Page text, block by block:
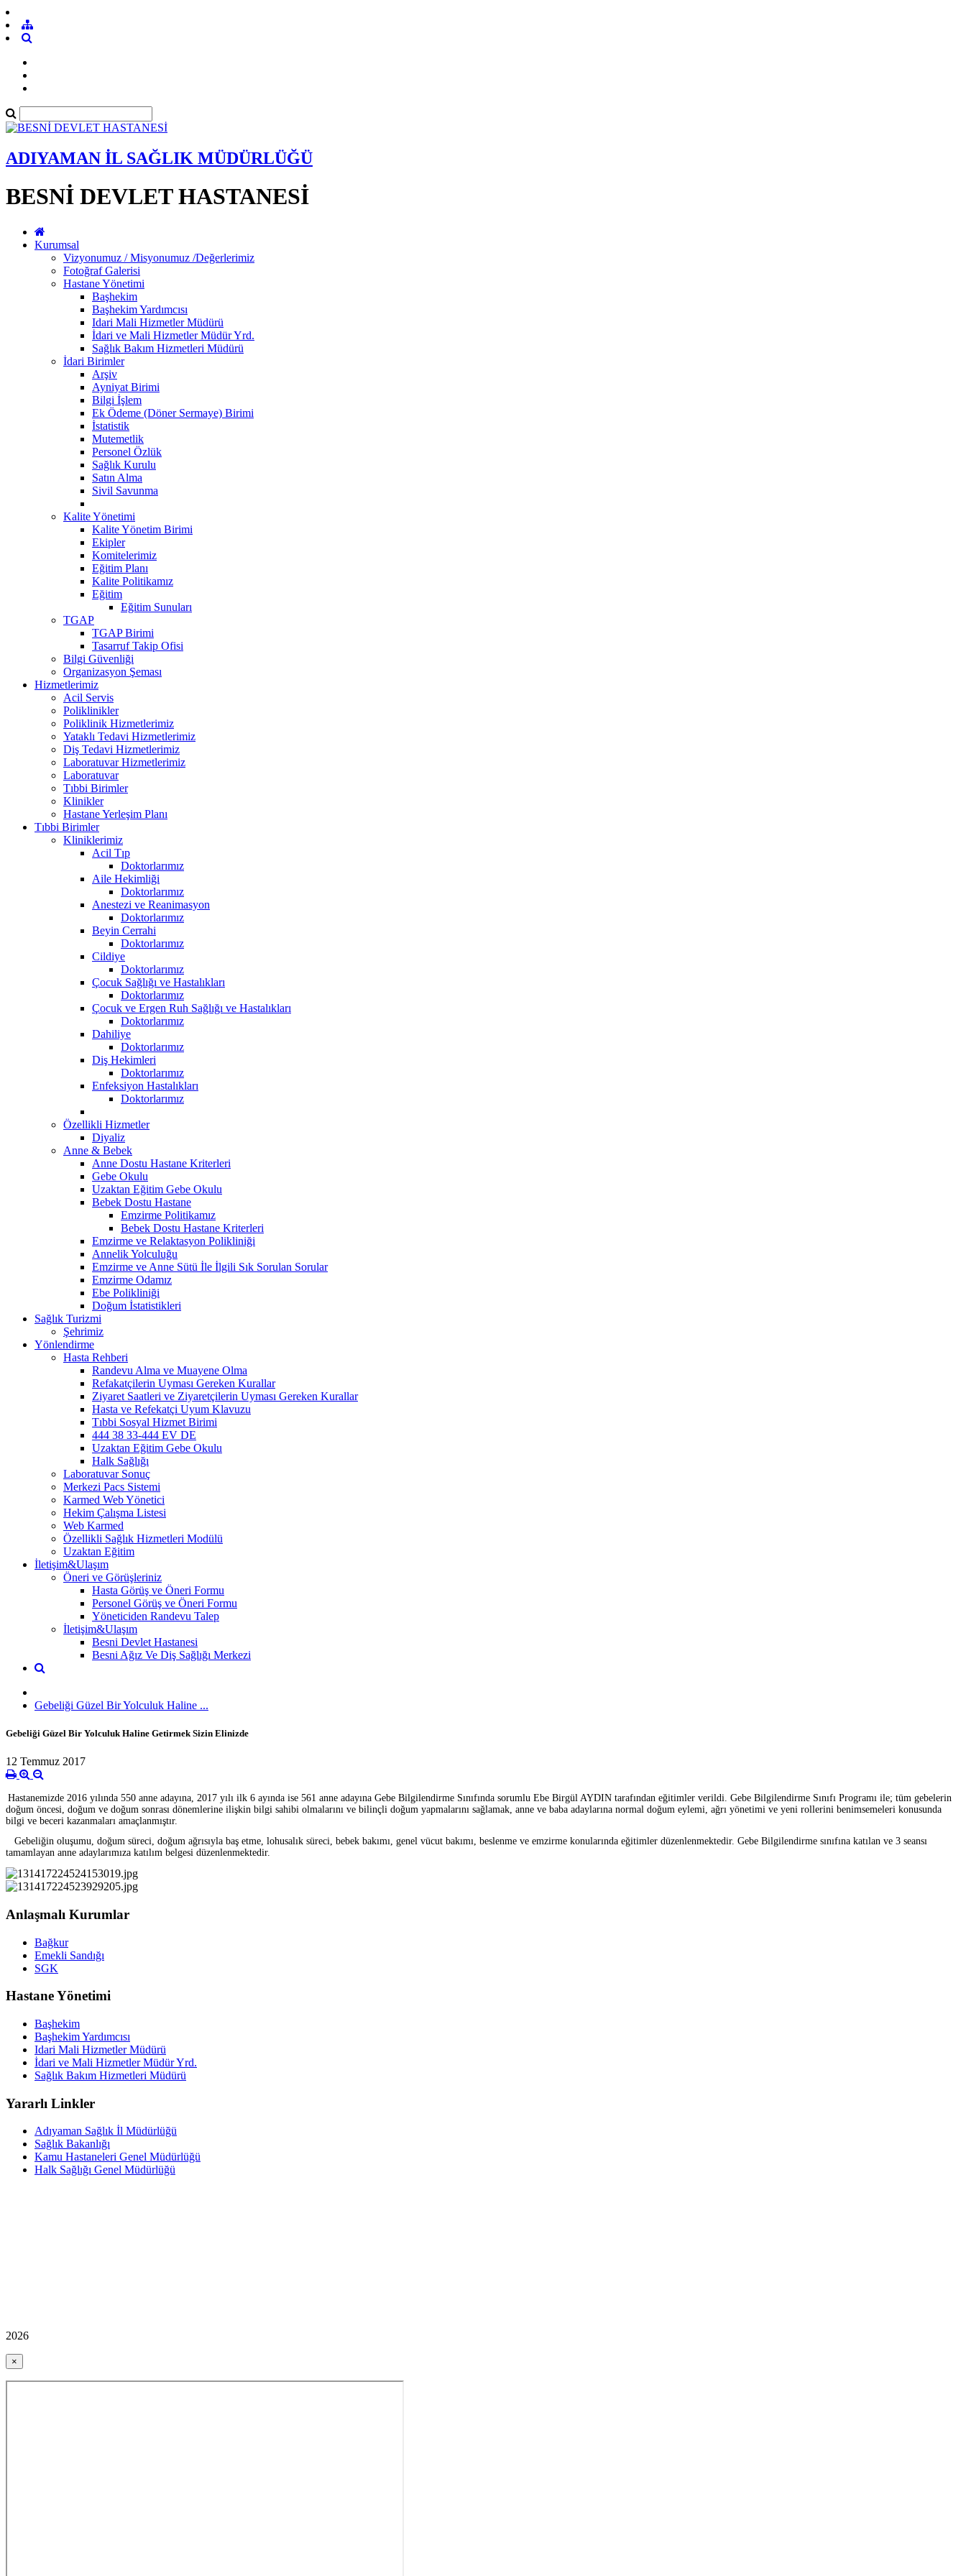
ADIYAMAN İL SAĞLIK MÜDÜRLÜĞÜ
BESNİ DEVLET HASTANESİ
Kurumsal
Vizyonumuz / Misyonumuz /Değerlerimiz
Fotoğraf Galerisi
Hastane Yönetimi
Başhekim
Başhekim Yardımcısı
Idari Mali Hizmetler Müdürü
İdari ve Mali Hizmetler Müdür Yrd.
Sağlık Bakım Hizmetleri Müdürü
İdari Birimler
Arşiv
Ayniyat Birimi
Bilgi İşlem
Ek Ödeme (Döner Sermaye) Birimi
İstatistik
Mutemetlik
Personel Özlük
Sağlık Kurulu
Satın Alma
Sivil Savunma
Kalite Yönetimi
Kalite Yönetim Birimi
Ekipler
Komitelerimiz
Eğitim Planı
Kalite Politikamız
Eğitim
Eğitim Sunuları
TGAP
TGAP Birimi
Tasarruf Takip Ofisi
Bilgi Güvenliği
Organizasyon Şeması
Hizmetlerimiz
Acil Servis
Poliklinikler
Poliklinik Hizmetlerimiz
Yataklı Tedavi Hizmetlerimiz
Diş Tedavi Hizmetlerimiz
Laboratuvar Hizmetlerimiz
Laboratuvar
Tıbbi Birimler
Klinikler
Hastane Yerleşim Planı
Tıbbi Birimler
Kliniklerimiz
Acil Tıp
Doktorlarımız
Aile Hekimliği
Doktorlarımız
Anestezi ve Reanimasyon
Doktorlarımız
Beyin Cerrahi
Doktorlarımız
Cildiye
Doktorlarımız
Çocuk Sağlığı ve Hastalıkları
Doktorlarımız
Çocuk ve Ergen Ruh Sağlığı ve Hastalıkları
Doktorlarımız
Dahiliye
Doktorlarımız
Diş Hekimleri
Doktorlarımız
Enfeksiyon Hastalıkları
Doktorlarımız
Özellikli Hizmetler
Diyaliz
Anne & Bebek
Anne Dostu Hastane Kriterleri
Gebe Okulu
Uzaktan Eğitim Gebe Okulu
Bebek Dostu Hastane
Emzirme Politikamız
Bebek Dostu Hastane Kriterleri
Emzirme ve Relaktasyon Polikliniği
Annelik Yolculuğu
Emzirme ve Anne Sütü İle İlgili Sık Sorulan Sorular
Emzirme Odamız
Ebe Polikliniği
Doğum İstatistikleri
Sağlık Turizmi
Şehrimiz
Yönlendirme
Hasta Rehberi
Randevu Alma ve Muayene Olma
Refakatçilerin Uyması Gereken Kurallar
Ziyaret Saatleri ve Ziyaretçilerin Uyması Gereken Kurallar
Hasta ve Refekatçi Uyum Klavuzu
Tıbbi Sosyal Hizmet Birimi
444 38 33-444 EV DE
Uzaktan Eğitim Gebe Okulu
Halk Sağlığı
Laboratuvar Sonuç
Merkezi Pacs Sistemi
Karmed Web Yönetici
Hekim Çalışma Listesi
Web Karmed
Özellikli Sağlık Hizmetleri Modülü
Uzaktan Eğitim
İletişim&Ulaşım
Öneri ve Görüşleriniz
Hasta Görüş ve Öneri Formu
Personel Görüş ve Öneri Formu
Yöneticiden Randevu Talep
İletişim&Ulaşım
Besni Devlet Hastanesi
Besni Ağız Ve Diş Sağlığı Merkezi
Gebeliği Güzel Bir Yolculuk Haline ...
Gebeliği Güzel Bir Yolculuk Haline Getirmek Sizin Elinizde
12 Temmuz 2017
Hastanemizde 2016 yılında 550 anne adayına, 2017 yılı ilk 6 ayında ise 561 anne adayına Gebe Bilgilendirme Sınıfında sorumlu Ebe Birgül AYDIN tarafından eğitimler verildi. Gebe Bilgilendirme Sınıfı Programı ile; tüm gebelerin
doğum öncesi, doğum ve doğum sonrası dönemlerine ilişkin bilgi sahibi olmalarını ve bilinçli doğum yapmalarını sağlamak, anne ve baba adaylarına normal doğum eylemi, ağrı yönetimi ve yeni rollerini benimsemeleri konusunda
bilgi ve beceri kazanmaları amaçlanmıştır.
Gebeliğin oluşumu, doğum süreci, doğum ağrısıyla baş etme, lohusalık süreci, bebek bakımı, genel vücut bakımı, beslenme ve emzirme konularında eğitimler düzenlenmektedir. Gebe Bilgilendirme sınıfına katılan ve 3 seansı
tamamlayan anne adaylarımıza katılım belgesi düzenlenmektedir.
Anlaşmalı Kurumlar
Bağkur
Emekli Sandığı
SGK
Hastane Yönetimi
Başhekim
Başhekim Yardımcısı
Idari Mali Hizmetler Müdürü
İdari ve Mali Hizmetler Müdür Yrd.
Sağlık Bakım Hizmetleri Müdürü
Yararlı Linkler
Adıyaman Sağlık İl Müdürlüğü
Sağlık Bakanlığı
Kamu Hastaneleri Genel Müdürlüğü
Halk Sağlığı Genel Müdürlüğü
2026
×